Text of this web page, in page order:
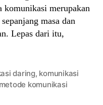
komunikasi merupakan
masa dan
Lepas dari itu,
daring, komunikasi
metode komunikasi